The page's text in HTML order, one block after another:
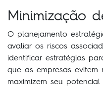
Minimização
O planejamento
avaliar os riscos
identificar estratégias
que as empresas evitem
maximizem seu potencial